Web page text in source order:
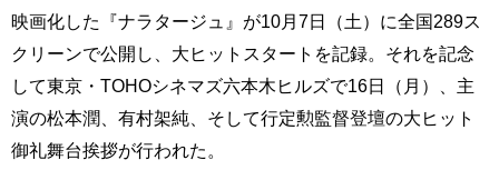
映画化した『ナラタージュ』が10月7日（土）に全国289ス
クリーンで公開し、大ヒットスタートを記録。それを記念
して東京・TOHOシネマズ六本木ヒルズで16日（月）、主
演の松本潤、有村架純、そして行定勲監督登壇の大ヒット
御礼舞台挨拶が行われた。